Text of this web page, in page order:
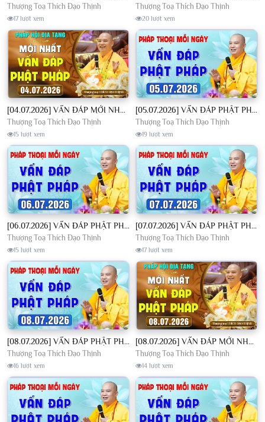
Thượng Toạ Thích Đạo Thịnh
17 lượt xem
Thượng Toạ Thích Đạo Thịnh
20 lượt xem
[04.07.2026] VẤN ĐÁP MỚI NHẤT - Pháp Hội Địa Tạng Chùa Khai Nguyên | TT. Thích Đạo Thịnh
Thượng Toạ Thích Đạo Thịnh
15 lượt xem
[05.07.2026] VẤN ĐÁP PHẬT PHÁP - Nghe Thầy giảng Pháp mỗi ngày CÔNG ĐỨC VÔ LƯỢNG│TT. Thích Đạo Thịnh
Thượng Toạ Thích Đạo Thịnh
19 lượt xem
[06.07.2026] VẤN ĐÁP PHẬT PHÁP - Nghe Thầy giảng Pháp mỗi ngày CÔNG ĐỨC VÔ LƯỢNG│TT. Thích Đạo Thịnh
Thượng Toạ Thích Đạo Thịnh
15 lượt xem
[07.07.2026] VẤN ĐÁP PHẬT PHÁP - Nghe Thầy giảng Pháp mỗi ngày CÔNG ĐỨC VÔ LƯỢNG│TT. Thích Đạo Thịnh
Thượng Toạ Thích Đạo Thịnh
17 lượt xem
[08.07.2026] VẤN ĐÁP PHẬT PHÁP - Nghe Thầy giảng Pháp mỗi ngày CÔNG ĐỨC VÔ LƯỢNG│TT. Thích Đạo Thịnh
Thượng Toạ Thích Đạo Thịnh
16 lượt xem
[08.07.2026] VẤN ĐÁP MỚI NHẤT - Pháp Hội Địa Tạng Chùa Khai Nguyên | TT. Thích Đạo Thịnh
Thượng Toạ Thích Đạo Thịnh
14 lượt xem